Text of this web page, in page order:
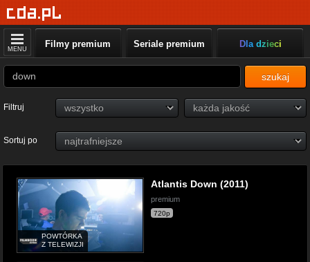
MENU Filmy premium Seriale premium Dla dzieci
szukaj
Filtruj
Sortuj po
POWTÓRKA
Z TELEWIZJI
Atlantis Down (2011)
premium
720p